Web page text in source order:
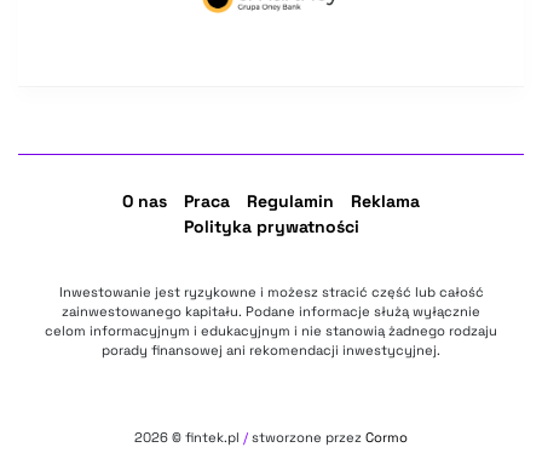
O nas Praca Regulamin
Reklama
Polityka prywatności
Inwestowanie jest ryzykowne i możesz stracić część lub całość
zainwestowanego kapitału. Podane informacje służą wyłącznie
celom informacyjnym i edukacyjnym i nie stanowią żadnego rodzaju
porady finansowej ani rekomendacji inwestycyjnej.
2026 © fintek.pl / stworzone przez Cormo